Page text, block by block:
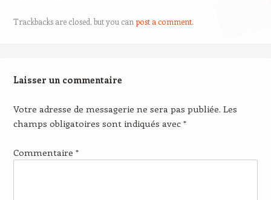
Trackbacks are closed, but you canpost a comment.
Laisser un commentaire
Votre adresse de messagerie ne sera pas publiée. Les
champs obligatoires sont indiqués avec *
Commentaire *